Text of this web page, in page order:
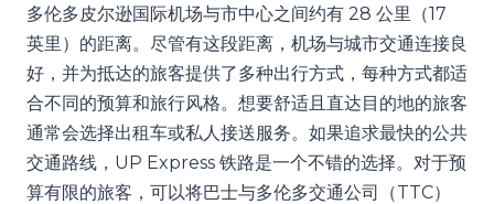
多伦多皮尔逊国际机场与市中心之间约有 28 公里（17
英里）的距离。尽管有这段距离，机场与城市交通连接良
好，并为抵达的旅客提供了多种出行方式，每种方式都适
合不同的预算和旅行风格。想要舒适且直达目的地的旅客
通常会选择出租车或私人接送服务。如果追求最快的公共
交通路线，UP Express 铁路是一个不错的选择。对于预
算有限的旅客，可以将巴士与多伦多交通公司（TTC）